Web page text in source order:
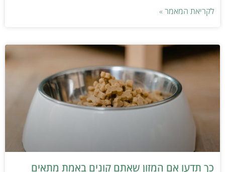
לקריאת המאמר »
כך תדעו אם המזון שאתם קונים באמת מתאים